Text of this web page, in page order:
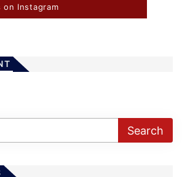
on Instagram